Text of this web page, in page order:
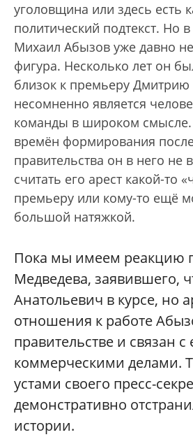
уголовщина или здесь есть
политический подтекст. Но
Михаил Абызов уже давно
фигура. Несколько лет он
близок к премьеру
несомненно является
команды в широком
времён формирования
правительства он в него не
считать его арест какой-то
премьеру или кому-то ещё
большой натяжкой.
Пока мы имеем реакцию
Медведева, заявившего,
Анатольевич в курсе, но
отношения к работе
правительстве и связан с
коммерческими делами.
устами своего пресс-
демонстративно
истории.